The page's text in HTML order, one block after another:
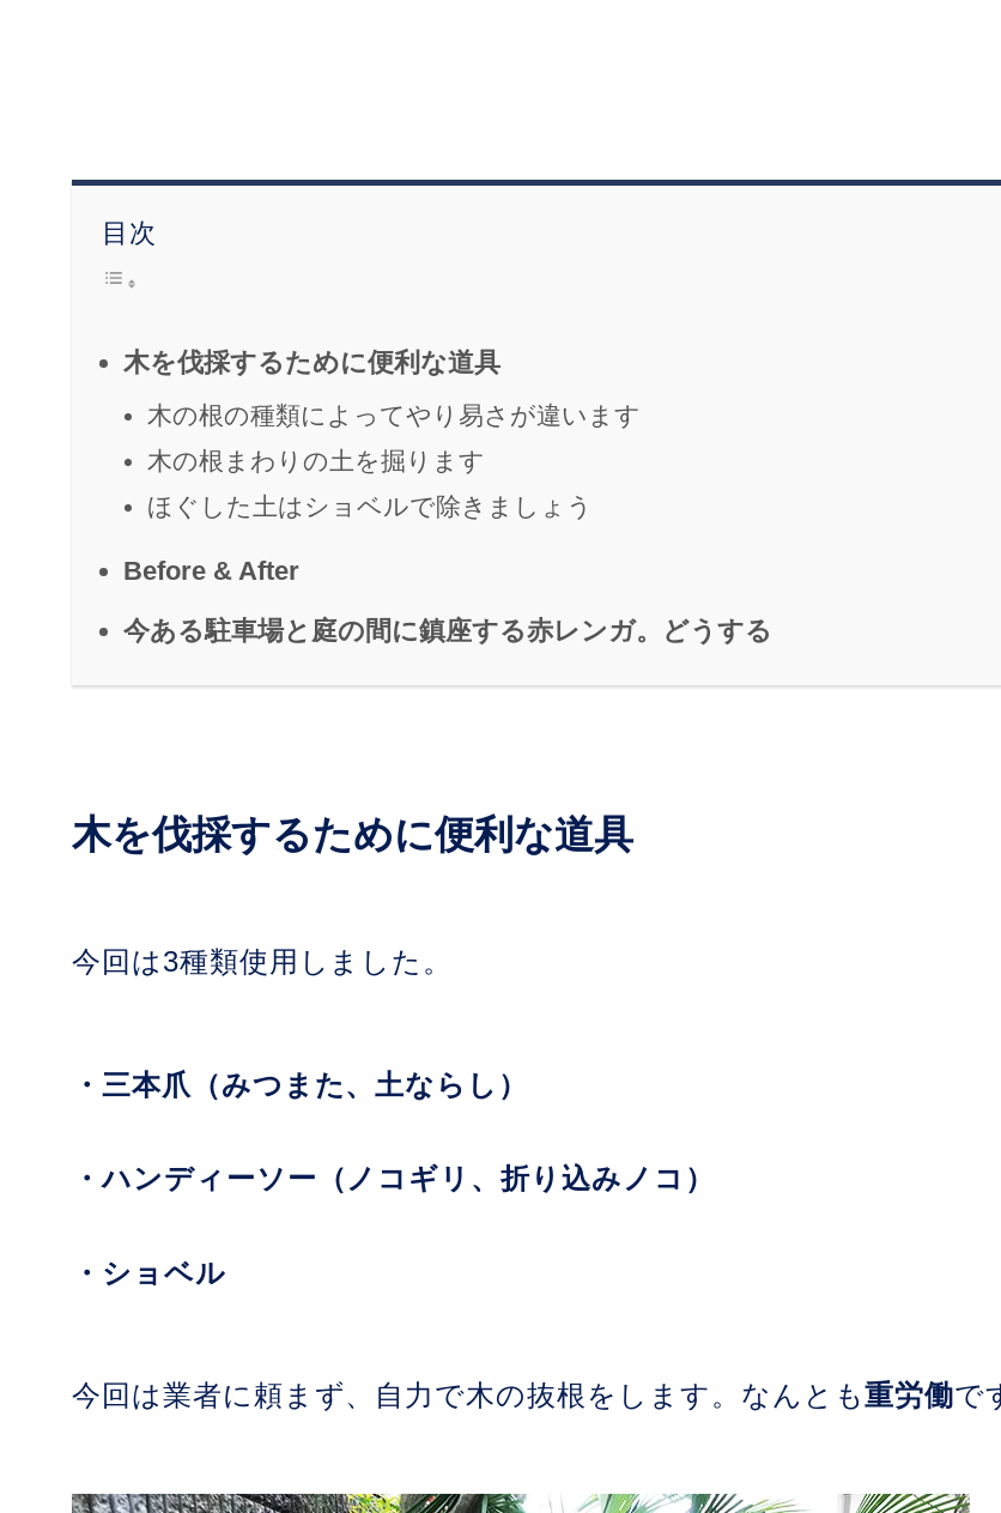
目次
木を伐採するために便利な道具
木の根の種類によってやり易さが違います
木の根まわりの土を掘ります
ほぐした土はショベルで除きましょう
Before & After
今ある駐車場と庭の間に鎮座する赤レンガ。どうする
木を伐採するために便利な道具
今回は3種類使用しました。
・三本爪（みつまた、土ならし）
・ハンディーソー（ノコギリ、折り込みノコ）
・ショベル
今回は業者に頼まず、自力で木の抜根をします。なんとも重労働で